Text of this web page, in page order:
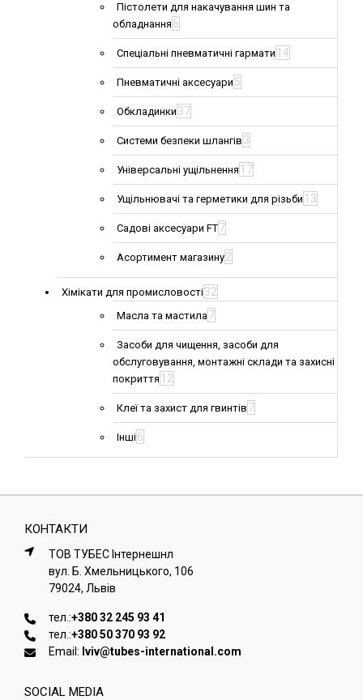
Пістолети для накачування шин та
обладнання 6
Спеціальні пневматичні гармати 14
Пневматичні аксесуари 5
Обкладинки 37
Системи безпеки шлангів 3
Універсальні ущільнення 17
Ущільнювачі та герметики для різьби 13
Садові аксесуари FT7
Асортимент магазину2
Хімікати для промисловості32
Масла та мастила7
Засоби для чищення, засоби для
обслуговування, монтажні склади та захисні
покриття 12
Клеї та захист для гвинтів 7
Інші6
КОНТАКТИ
ТОВ ТУБЕС Iнтернешнл
вул. Б. Хмельницького, 106
79024, Львiв
тел.:+380 32 245 93 41
тел.:+380 50 370 93 92
Email: lviv@tubes-international.com
SOCIAL MEDIA